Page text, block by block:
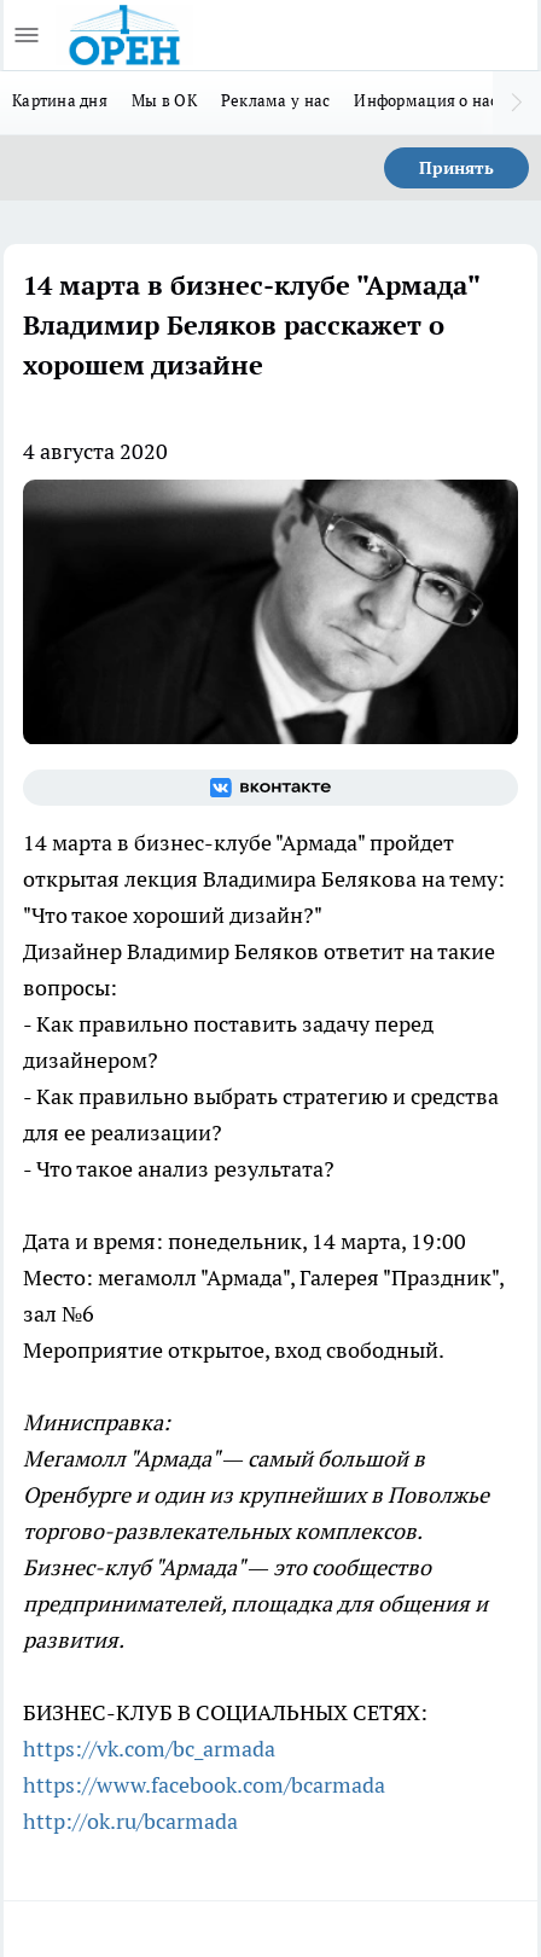
Картина дня Мы в ОК Реклама у нас Информация о нас
Принять
14 марта в бизнес-клубе "Армада"
Владимир Беляков расскажет о
хорошем дизайне
4 августа 2020
14 марта в бизнес-клубе "Армада" пройдет
открытая лекция Владимира Белякова на тему:
"Что такое хороший дизайн?"
Дизайнер Владимир Беляков ответит на такие
вопросы:
- Как правильно поставить задачу перед
дизайнером?
- Как правильно выбрать стратегию и средства
для ее реализации?
- Что такое анализ результата?
Дата и время: понедельник, 14 марта, 19:00
Место: мегамолл "Армада", Галерея "Праздник",
зал №6
Мероприятие открытое, вход свободный.
Минисправка:
Мегамолл "Армада" — самый большой в
Оренбурге и один из крупнейших в Поволжье
торгово-развлекательных комплексов.
Бизнес-клуб "Армада" — это сообщество
предпринимателей, площадка для общения и
развития.
БИЗНЕС-КЛУБ В СОЦИАЛЬНЫХ СЕТЯХ:
https://vk.com/bc_armada
https://www.facebook.com/bcarmada
http://ok.ru/bcarmada